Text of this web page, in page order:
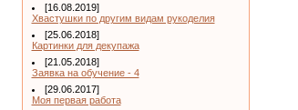
[16.08.2019]
Хвастушки по другим видам рукоделия
[25.06.2018]
Картинки для декупажа
[21.05.2018]
Заявка на обучение - 4
[29.06.2017]
Моя первая работа